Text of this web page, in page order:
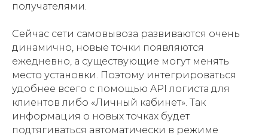
получателями.
Сейчас сети самовывоза развиваются очень
динамично, новые точки появляются
ежедневно, а существующие могут менять
место установки. Поэтому интегрироваться
удобнее всего с помощью API логиста для
клиентов либо «Личный кабинет». Так
информация о новых точках будет
подтягиваться автоматически в режиме